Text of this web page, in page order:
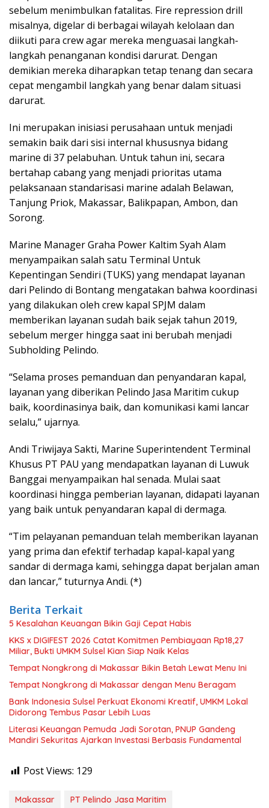
sebelum menimbulkan fatalitas. Fire repression drill
misalnya, digelar di berbagai wilayah kelolaan dan
diikuti para crew agar mereka menguasai langkah-
langkah penanganan kondisi darurat. Dengan
demikian mereka diharapkan tetap tenang dan secara
cepat mengambil langkah yang benar dalam situasi
darurat.
Ini merupakan inisiasi perusahaan untuk menjadi
semakin baik dari sisi internal khususnya bidang
marine di 37 pelabuhan. Untuk tahun ini, secara
bertahap cabang yang menjadi prioritas utama
pelaksanaan standarisasi marine adalah Belawan,
Tanjung Priok, Makassar, Balikpapan, Ambon, dan
Sorong.
Marine Manager Graha Power Kaltim Syah Alam
menyampaikan salah satu Terminal Untuk
Kepentingan Sendiri (TUKS) yang mendapat layanan
dari Pelindo di Bontang mengatakan bahwa koordinasi
yang dilakukan oleh crew kapal SPJM dalam
memberikan layanan sudah baik sejak tahun 2019,
sebelum merger hingga saat ini berubah menjadi
Subholding Pelindo.
“Selama proses pemanduan dan penyandaran kapal,
layanan yang diberikan Pelindo Jasa Maritim cukup
baik, koordinasinya baik, dan komunikasi kami lancar
selalu,” ujarnya.
Andi Triwijaya Sakti, Marine Superintendent Terminal
Khusus PT PAU yang mendapatkan layanan di Luwuk
Banggai menyampaikan hal senada. Mulai saat
koordinasi hingga pemberian layanan, didapati layanan
yang baik untuk penyandaran kapal di dermaga.
“Tim pelayanan pemanduan telah memberikan layanan
yang prima dan efektif terhadap kapal-kapal yang
sandar di dermaga kami, sehingga dapat berjalan aman
dan lancar,” tuturnya Andi. (*)
Berita Terkait
5 Kesalahan Keuangan Bikin Gaji Cepat Habis
KKS x DIGIFEST 2026 Catat Komitmen Pembiayaan Rp18,27
Miliar, Bukti UMKM Sulsel Kian Siap Naik Kelas
Tempat Nongkrong di Makassar Bikin Betah Lewat Menu Ini
Tempat Nongkrong di Makassar dengan Menu Beragam
Bank Indonesia Sulsel Perkuat Ekonomi Kreatif, UMKM Lokal
Didorong Tembus Pasar Lebih Luas
Literasi Keuangan Pemuda Jadi Sorotan, PNUP Gandeng
Mandiri Sekuritas Ajarkan Investasi Berbasis Fundamental
Post Views: 129
Makassar PT Pelindo Jasa Maritim